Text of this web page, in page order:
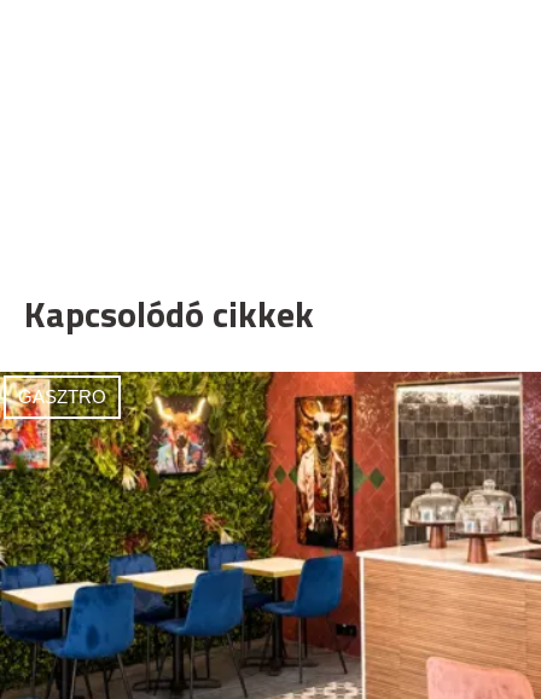
Kapcsolódó cikkek
GASZTRO